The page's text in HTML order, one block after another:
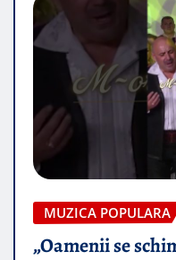
MUZICA POPULARA
„Oamenii se